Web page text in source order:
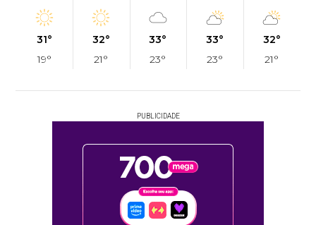
31°
19°
32°
21°
33°
23°
33°
23°
32°
21°
PUBLICIDADE